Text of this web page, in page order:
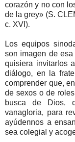
corazón y no con
de la grey» (S.
c. XVI).
Los equipos
son imagen de
quisiera invitarlos
diálogo, en la
comprender que,
de sexos o de
busca de Dios,
vanagloria, para
ayúdennos a
sea colegial y